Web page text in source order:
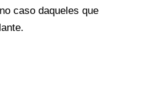
caso daqueles que